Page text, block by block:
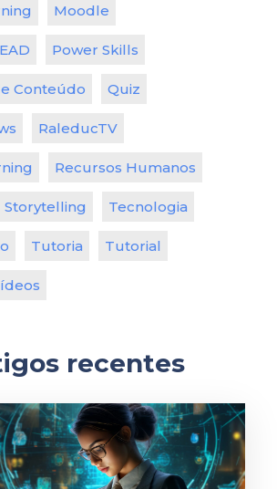
Moodle
Power Skills
Conteúdo Quiz
RaleducTV
Recursos Humanos
Storytelling Tecnologia
Tutoria Tutorial
recentes